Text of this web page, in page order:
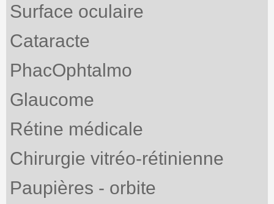
Surface oculaire
Cataracte
PhacOphtalmo
Glaucome
Rétine médicale
Chirurgie vitréo-rétinienne
Paupières - orbite